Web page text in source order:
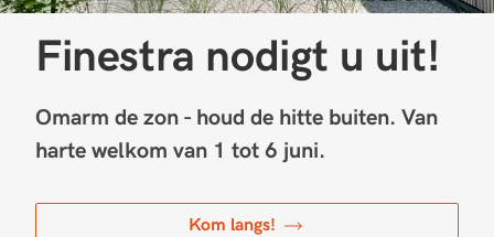
Finestra nodigt u uit!
Omarm de zon - houd de hitte buiten. Van
harte welkom van 1 tot 6 juni.
Kom langs!